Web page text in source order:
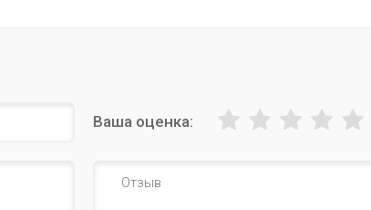
Ваша оценка: